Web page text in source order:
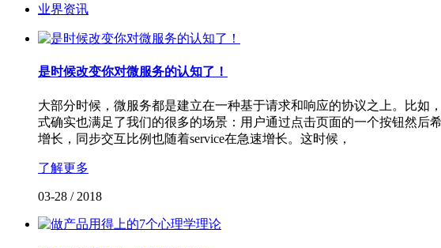
业界资讯
是时候改变你对微服务的认知了！
大部分时候，微服务都是建立在一种基于请求和响应的协议之上。比
式确实也满足了我们的很多的场景：用户通过点击页面的一个按钮然后
增长，同步交互比例也随着service在急速增长。这时候，
了解更多
03-28 / 2018